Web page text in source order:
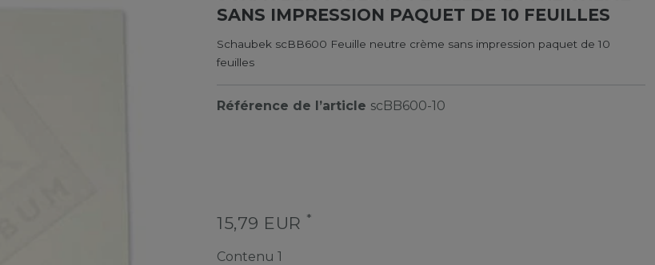
SANS IMPRESSION PAQUET DE 10 FEUILLES
Schaubek scBB600 Feuille neutre crème sans impression paquet de 10
feuilles
Référence de l’article scBB600-10
15,79 EUR *
Contenu 1